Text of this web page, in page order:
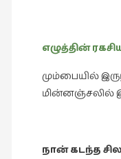
எழுத்தின்
மும்பையில்
மின்னஞ்சலில்
நான் கடந்த